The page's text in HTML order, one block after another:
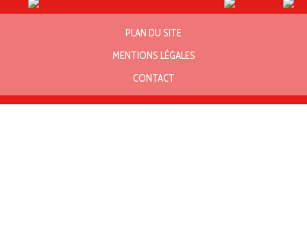
PLAN DU SITE
MENTIONS LÉGALES
CONTACT